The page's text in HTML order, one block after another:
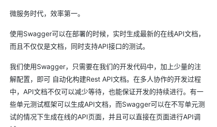
微服务时代，效率第一。
使用Swagger可以在部署的时候，实时生成最新的在线API文档，
而且不仅仅是文档，同时支持API接口的测试。
我们使用Swagger，只需要在我们的开发代码中，加上少量的注
解配置，即可 自动化构建Rest API文档。在多人协作的开发过程
中，API文档不仅可以减少等待，也能保证开发的持续进行。有一
些单元测试框架可以生成API文档，而Swagger可以在不写单元测
试的情况下生成在线的API页面，并且可以直接在页面进行API调